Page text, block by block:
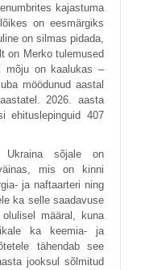
kajastuma
on eesmärgiks
on silmas pidada,
on Merko tulemused
mõju on kaalukas –
möödunud aastal
2026. aasta
ehituslepinguid 407
Ukraina sõjale on
mis on kinni
ja naftaarteri ning
ka selle saadavuse
määral, kuna
ka keemia- ja
tähendab see
jooksul sõlmitud